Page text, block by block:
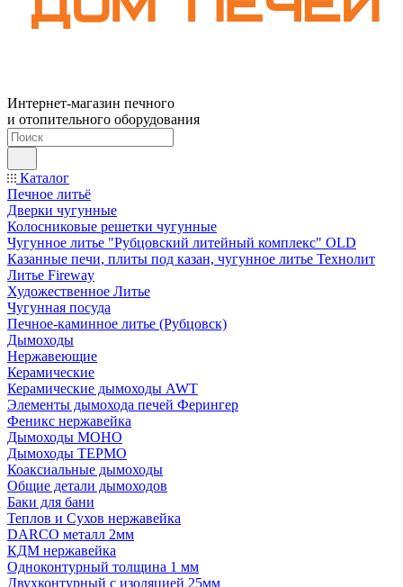
Интернет-магазин печного
и отопительного оборудования
Каталог
Печное литьё
Дверки чугунные
Колосниковые решетки чугунные
Чугунное литье "Рубцовский литейный комплекс" OLD
Казанные печи, плиты под казан, чугунное литье Технолит
Литье Fireway
Художественное Литье
Чугунная посуда
Печное-каминное литье (Рубцовск)
Дымоходы
Нержавеющие
Керамические
Керамические дымоходы AWT
Элементы дымохода печей Ферингер
Феникс нержавейка
Дымоходы МОНО
Дымоходы ТЕРМО
Коаксиальные дымоходы
Общие детали дымоходов
Баки для бани
Теплов и Сухов нержавейка
DARCO металл 2мм
КДМ нержавейка
Одноконтурный толщина 1 мм
Двухконтурный с изоляцией 25мм